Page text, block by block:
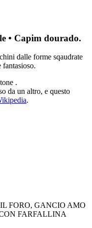
• Capim dourado.
dalle forme sqaudrate
fantasioso.
.
da un altro, e questo
.
FORO, GANCIO AMO
FARFALLINA